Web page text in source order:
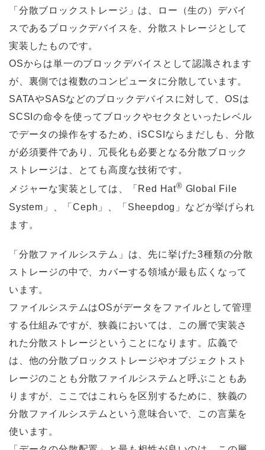
「分散ブロックストレージ」は、ロー（生の）デバイ
スであるブロックデバイスを、分散ストレージとして
実装したものです。
OSからは単一のブロックデバイスとして認識されます
が、裏側では複数のコンピュータに分散しています。
SATAやSASなどのブロックデバイスに対して、OSは
SCSIの命令を使ってブロックやセクタといったレベル
でデータの操作をするため、iSCSIならまだしも、分散
が必須要件であり、冗長化も必要となる分散ブロック
ストレージは、とても高度な技術です。
メジャーな実装としては、「Red Hat® Global File
System」、「Ceph」、「Sheepdog」などが挙げられ
ます。
「分散ファイルシステム」は、先に挙げた3種類の分散
ストレージの中で、カバーする領域が最も広くなって
います。
ファイルシステムはOSがデータをファイルとして管理
する仕組みですが、狭義においては、この層で実装さ
れた分散ストレージということになります。広義で
は、他の分散ブロックストレージやオブジェクトスト
レージのことも分散ファイルシステムと呼ぶこともあ
りますが、ここではこれらを区別するために、狭義の
分散ファイルシステムという意味合いで、この言葉を
使います。